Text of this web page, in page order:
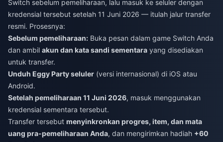
Switch sebelum pemeliharaan, lalu masuk ke seluler dengan
kredensial tersebut setelah 11 Juni 2026 — itulah jalur transfer
resmi. Prosesnya:
Sebelum pemeliharaan: Buka pesan dalam game Switch Anda
dan ambil akun dan kata sandi sementara yang disediakan
untuk transfer.
Unduh Eggy Party seluler (versi internasional) di iOS atau
Android.
Setelah pemeliharaan 11 Juni 2026, masuk menggunakan
kredensial sementara tersebut.
Transfer tersebut menyinkronkan progres, item, dan mata
uang pra-pemeliharaan Anda, dan mengirimkan hadiah +60